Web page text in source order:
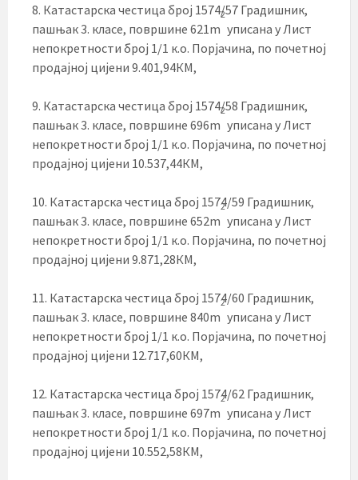
8. Катастарска честица број 1574/57 Градишник,
пашњак 3. класе, површине 621m
2
уписана у Лист
непокретности број 1/1 к.о. Порјачина, по почетној
продајној цијени 9.401,94КМ,
9. Катастарска честица број 1574/58 Градишник,
пашњак 3. класе, површине 696m
2
уписана у Лист
непокретности број 1/1 к.о. Порјачина, по почетној
продајној цијени 10.537,44КМ,
10. Катастарска честица број 1574/59 Градишник,
пашњак 3. класе, површине 652m
2
уписана у Лист
непокретности број 1/1 к.о. Порјачина, по почетној
продајној цијени 9.871,28КМ,
11. Катастарска честица број 1574/60 Градишник,
пашњак 3. класе, површине 840m
2
уписана у Лист
непокретности број 1/1 к.о. Порјачина, по почетној
продајној цијени 12.717,60КМ,
12. Катастарска честица број 1574/62 Градишник,
пашњак 3. класе, површине 697m
2
уписана у Лист
непокретности број 1/1 к.о. Порјачина, по почетној
продајној цијени 10.552,58КМ,